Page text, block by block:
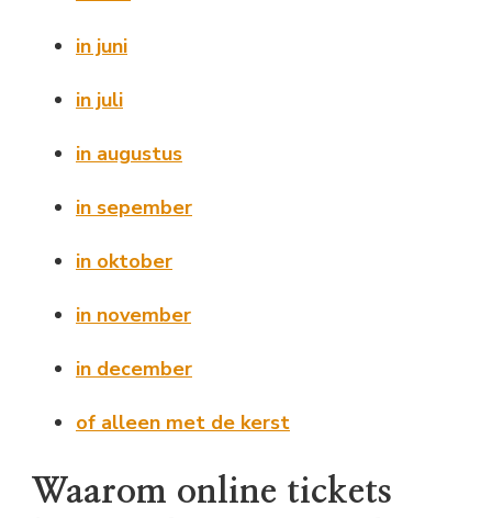
in juni
in juli
in augustus
in sepember
in oktober
in november
in december
of alleen met de kerst
Waarom online tickets